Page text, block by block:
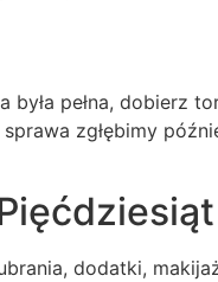
pełna, dobierz
zgłębimy
dodatki,